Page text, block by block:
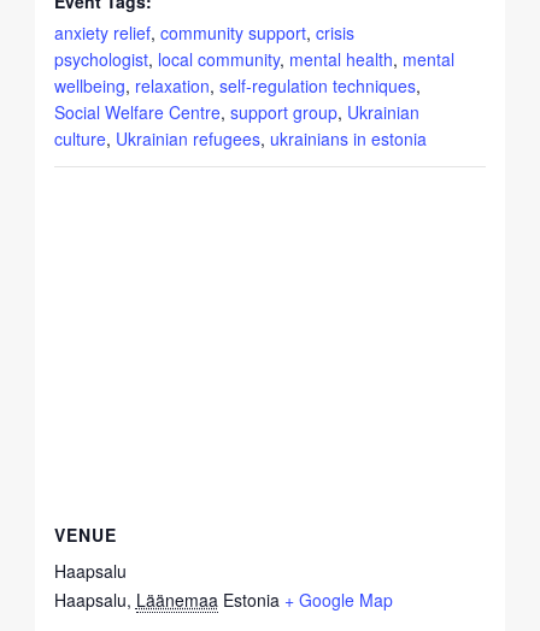
anxiety relief, community support, crisis
psychologist, local community, mental health, mental
wellbeing, relaxation, self-regulation techniques,
Social Welfare Centre, support group, Ukrainian
culture, Ukrainian refugees, ukrainians in estonia
VENUE
Haapsalu
Haapsalu, Läänemaa Estonia + Google Map